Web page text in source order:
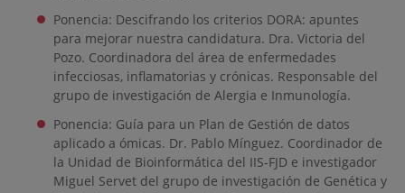
Ponencia: Descifrando los criterios DORA: apuntes
para mejorar nuestra candidatura. Dra. Victoria del
Pozo. Coordinadora del área de enfermedades
infecciosas, inflamatorias y crónicas. Responsable del
grupo de investigación de Alergia e Inmunología.
Ponencia: Guía para un Plan de Gestión de datos
aplicado a ómicas. Dr. Pablo Mínguez. Coordinador de
la Unidad de Bioinformática del IIS-FJD e investigador
Miguel Servet del grupo de investigación de Genética y